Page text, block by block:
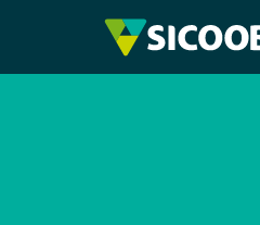
Pular para o Conteúdo principal